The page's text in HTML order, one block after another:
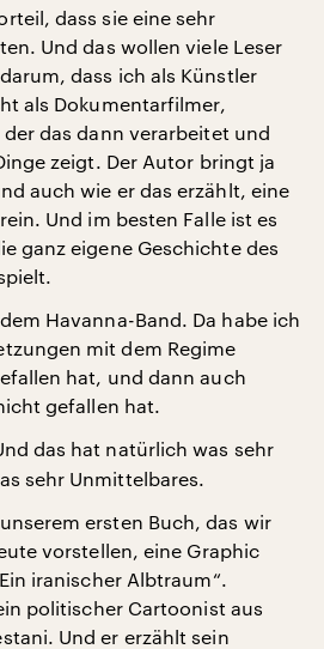
dass sie eine sehr
Und das wollen viele Leser
dass ich als Künstler
als Dokumentarfilmer,
das dann verarbeitet und
zeigt. Der Autor bringt ja
auch wie er das erzählt, eine
Und im besten Falle ist es
ganz eigene Geschichte des
Havanna-Band. Da habe ich
mit dem Regime
hat, und dann auch
gefallen hat.
das hat natürlich was sehr
sehr Unmittelbares.
ersten Buch, das wir
vorstellen, eine Graphic
iranischer Albtraum“.
politischer Cartoonist aus
Und er erzählt sein